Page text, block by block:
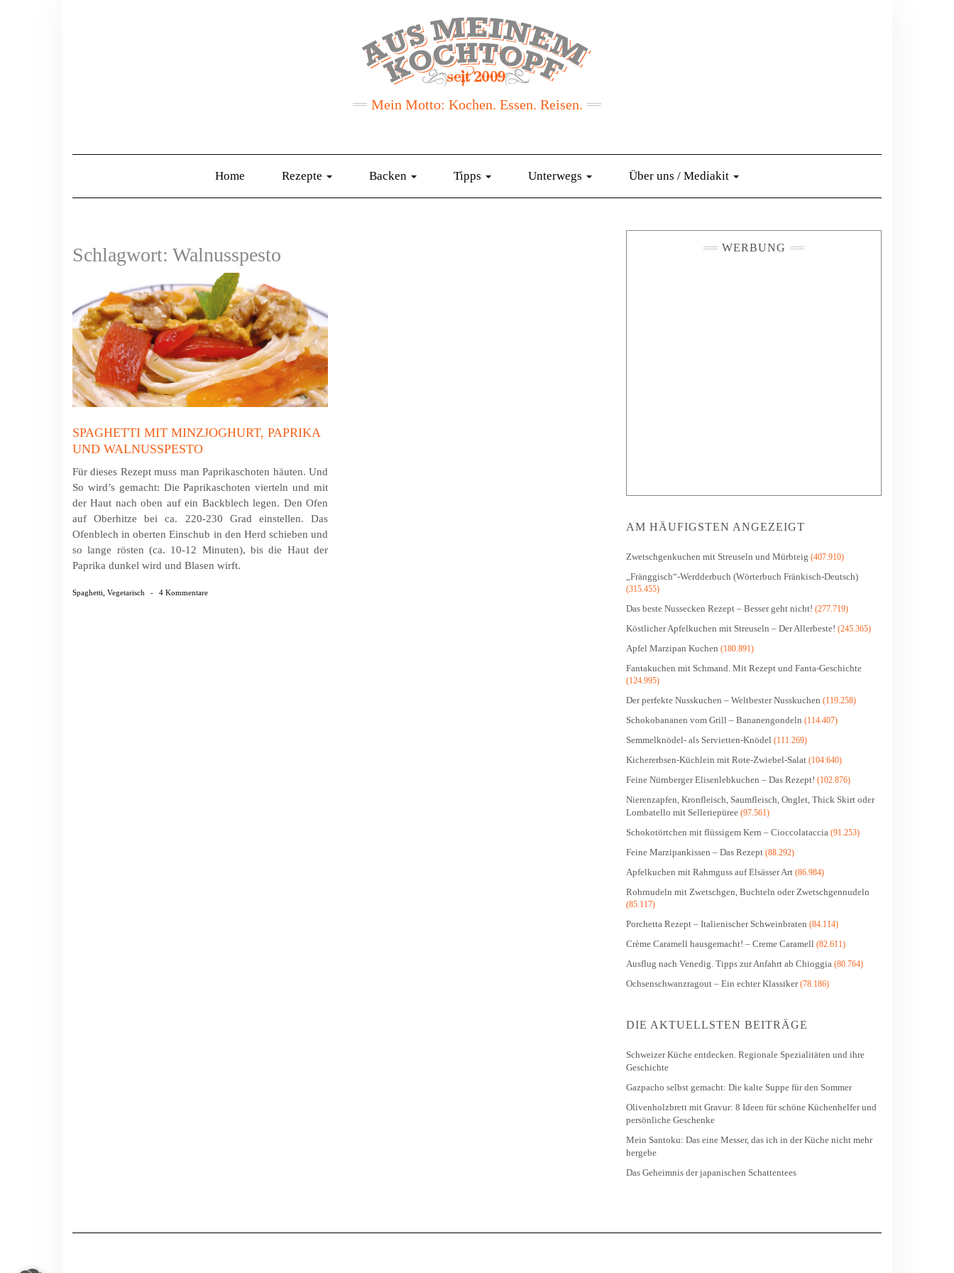
Mein Motto: Kochen. Essen. Reisen.
Home Rezepte Backen Tipps Unterwegs Über uns / Mediakit
Schlagwort: Walnusspesto
SPAGHETTI MIT MINZJOGHURT, PAPRIKA
UND WALNUSSPESTO
Für dieses Rezept muss man Paprikaschoten häuten. Und
So wird’s gemacht: Die Paprikaschoten vierteln und mit
der Haut nach oben auf ein Backblech legen. Den Ofen
auf Oberhitze bei ca. 220-230 Grad einstellen. Das
Ofenblech in oberten Einschub in den Herd schieben und
so lange rösten (ca. 10-12 Minuten), bis die Haut der
Paprika dunkel wird und Blasen wirft.
Spaghetti, Vegetarisch - 4 Kommentare
WERBUNG
AM HÄUFIGSTEN ANGEZEIGT
Zwetschgenkuchen mit Streuseln und Mürbteig (407.910)
„Fränggisch“-Werdderbuch (Wörterbuch Fränkisch-Deutsch)
(315.455)
Das beste Nussecken Rezept – Besser geht nicht! (277.719)
Köstlicher Apfelkuchen mit Streuseln – Der Allerbeste! (245.365)
Apfel Marzipan Kuchen (180.891)
Fantakuchen mit Schmand. Mit Rezept und Fanta-Geschichte
(124.995)
Der perfekte Nusskuchen – Weltbester Nusskuchen (119.258)
Schokobananen vom Grill – Bananengondeln (114.407)
Semmelknödel- als Servietten-Knödel (111.269)
Kichererbsen-Küchlein mit Rote-Zwiebel-Salat (104.640)
Feine Nürnberger Elisenlebkuchen – Das Rezept! (102.876)
Nierenzapfen, Kronfleisch, Saumfleisch, Onglet, Thick Skirt oder
Lombatello mit Selleriepüree (97.561)
Schokotörtchen mit flüssigem Kern – Cioccolataccia (91.253)
Feine Marzipankissen – Das Rezept (88.292)
Apfelkuchen mit Rahmguss auf Elsässer Art (86.984)
Rohrnudeln mit Zwetschgen, Buchteln oder Zwetschgennudeln
(85.117)
Porchetta Rezept – Italienischer Schweinbraten (84.114)
Crème Caramell hausgemacht! – Creme Caramell (82.611)
Ausflug nach Venedig. Tipps zur Anfahrt ab Chioggia (80.764)
Ochsenschwanzragout – Ein echter Klassiker(78.186)
DIE AKTUELLSTEN BEITRÄGE
Schweizer Küche entdecken. Regionale Spezialitäten und ihre
Geschichte
Gazpacho selbst gemacht: Die kalte Suppe für den Sommer
Olivenholzbrett mit Gravur: 8 Ideen für schöne Küchenhelfer und
persönliche Geschenke
Mein Santoku: Das eine Messer, das ich in der Küche nicht mehr
hergebe
Das Geheimnis der japanischen Schattentees